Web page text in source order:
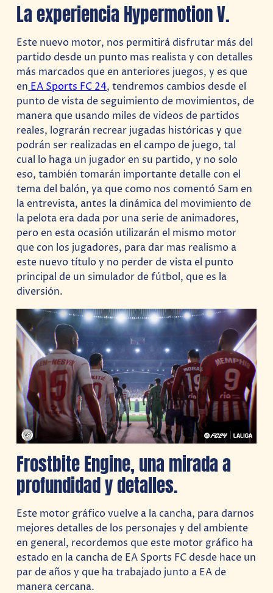
La experiencia Hypermotion V.
Este nuevo motor, nos permitirá disfrutar más del
partido desde un punto mas realista y con detalles
más marcados que en anteriores juegos, y es que
en EA Sports FC 24, tendremos cambios desde el
punto de vista de seguimiento de movimientos, de
manera que usando miles de videos de partidos
reales, lograrán recrear jugadas históricas y que
podrán ser realizadas en el campo de juego, tal
cual lo haga un jugador en su partido, y no solo
eso, también tomarán importante detalle con el
tema del balón, ya que como nos comentó Sam en
la entrevista, antes la dinámica del movimiento de
la pelota era dada por una serie de animadores,
pero en esta ocasión utilizarán el mismo motor
que con los jugadores, para dar mas realismo a
este nuevo título y no perder de vista el punto
principal de un simulador de fútbol, que es la
diversión.
Frostbite Engine, una mirada a
profundidad y detalles.
Este motor gráfico vuelve a la cancha, para darnos
mejores detalles de los personajes y del ambiente
en general, recordemos que este motor gráfico ha
estado en la cancha de EA Sports FC desde hace un
par de años y que ha trabajado junto a EA de
manera cercana.